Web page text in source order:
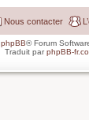
Nous contacter
phpBB® Forum
Traduit parphpBB-